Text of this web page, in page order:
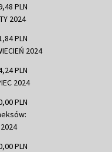
PLN
2024
PLN
2024
PLN
2024
PLN
PLN